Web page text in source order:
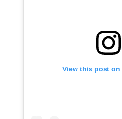
View this post on